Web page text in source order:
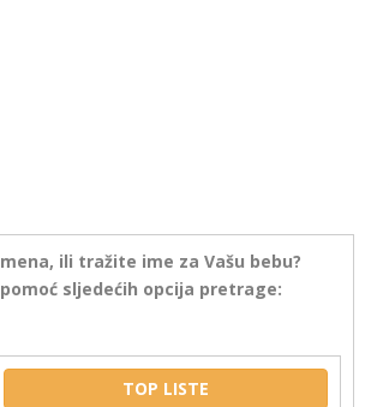
ili tražite ime za Vašu bebu?
sljedećih opcija pretrage:
TOP LISTE